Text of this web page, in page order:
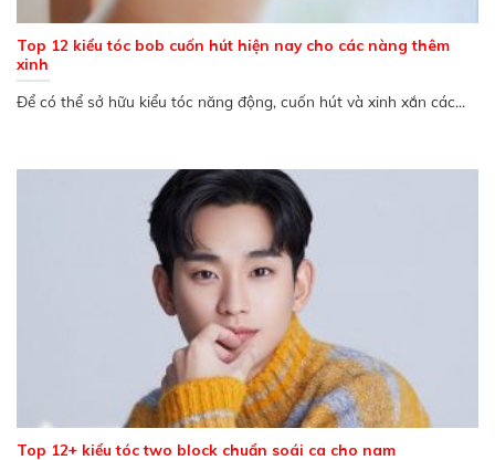
Top 12 kiểu tóc bob cuốn hút hiện nay cho các nàng thêm
xinh
Để có thể sở hữu kiểu tóc năng động, cuốn hút và xinh xắn các...
Top 12+ kiểu tóc two block chuẩn soái ca cho nam